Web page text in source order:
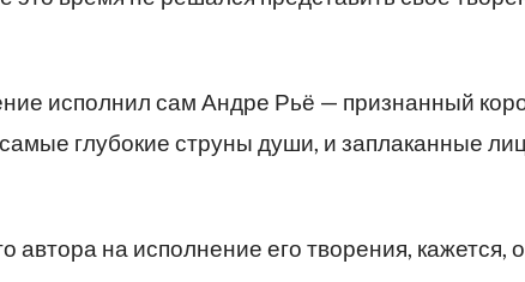
исполнил сам Андре Рьё — признанный
глубокие струны души, и заплаканные
автора на исполнение его творения, кажется,